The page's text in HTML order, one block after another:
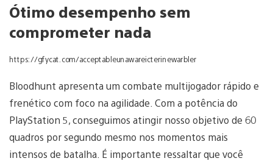
Ótimo desempenho sem
comprometer nada
https://gfycat.com/acceptableunawareicterinewarbler
Bloodhunt apresenta um combate multijogador rápido e
frenético com foco na agilidade. Com a potência do
PlayStation 5, conseguimos atingir nosso objetivo de 60
quadros por segundo mesmo nos momentos mais
intensos de batalha. É importante ressaltar que você